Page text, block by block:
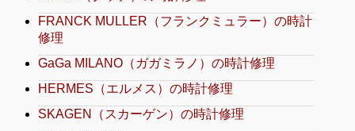
FRANCK MULLER（フランクミュラー）の時計
修理
GaGa MILANO（ガガミラノ）の時計修理
HERMES（エルメス）の時計修理
SKAGEN（スカーゲン）の時計修理